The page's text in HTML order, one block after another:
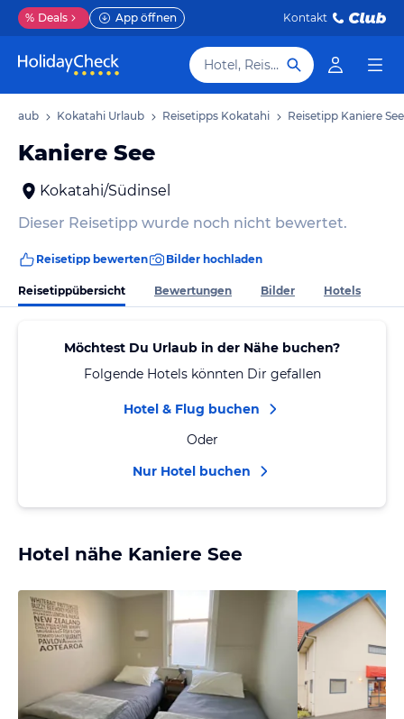
% Deals App öffnen Kontakt
Hotel, Reiseziel
Urlaub Kokatahi Urlaub Reisetipps Kokatahi Reisetipp Kaniere See
Kaniere See
Kokatahi/Südinsel
Dieser Reisetipp wurde noch nicht bewertet.
Reisetipp bewerten Bilder hochladen
Reisetippübersicht Bewertungen Bilder Hotels
Möchtest Du Urlaub in der Nähe buchen?
Folgende Hotels könnten Dir gefallen
Hotel & Flug buchen
Oder
Nur Hotel buchen
Hotel nähe Kaniere See